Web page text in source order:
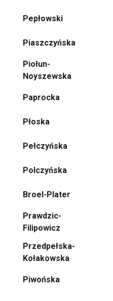
Pepłowski
Piaszczyńska
Piołun-
Noyszewska
Paprocka
Płoska
Pełczyńska
Polczyńska
Broel-Plater
Prawdzic-
Filipowicz
Przedpełska-
Kołakowska
Piwońska